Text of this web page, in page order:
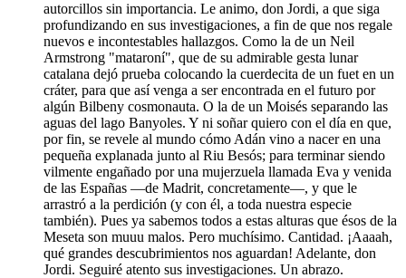
autorcillos sin importancia. Le animo, don Jordi, a que siga
profundizando en sus investigaciones, a fin de que nos regale
nuevos e incontestables hallazgos. Como la de un Neil
Armstrong "mataroní", que de su admirable gesta lunar
catalana dejó prueba colocando la cuerdecita de un fuet en un
cráter, para que así venga a ser encontrada en el futuro por
algún Bilbeny cosmonauta. O la de un Moisés separando las
aguas del lago Banyoles. Y ni soñar quiero con el día en que,
por fin, se revele al mundo cómo Adán vino a nacer en una
pequeña explanada junto al Riu Besós; para terminar siendo
vilmente engañado por una mujerzuela llamada Eva y venida
de las Españas —de Madrit, concretamente—, y que le
arrastró a la perdición (y con él, a toda nuestra especie
también). Pues ya sabemos todos a estas alturas que ésos de la
Meseta son muuu malos. Pero muchísimo. Cantidad. ¡Aaaah,
qué grandes descubrimientos nos aguardan! Adelante, don
Jordi. Seguiré atento sus investigaciones. Un abrazo.